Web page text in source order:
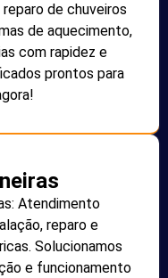
de chuveiros
de aquecimento,
com rapidez e
prontos para
Atendimento
reparo e
Solucionamos
e funcionamento